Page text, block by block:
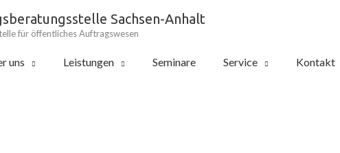
Sachsen-Anhalt
für öffentliches Auftragswesen
uns Leistungen Seminare Service Kontakt